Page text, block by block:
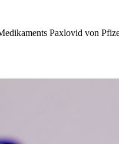
Paxlovid von